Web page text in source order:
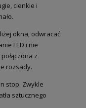
cienkie i
okna, odwracać
LED i nie
z
rozsady.
stop. Zwykle
sztucznego